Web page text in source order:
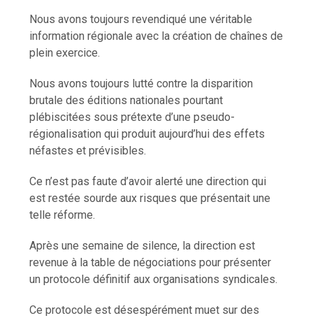
Nous avons toujours revendiqué une véritable
information régionale avec la création de chaînes de
plein exercice.
Nous avons toujours lutté contre la disparition
brutale des éditions nationales pourtant
plébiscitées sous prétexte d’une pseudo-
régionalisation qui produit aujourd’hui des effets
néfastes et prévisibles.
Ce n’est pas faute d’avoir alerté une direction qui
est restée sourde aux risques que présentait une
telle réforme.
Après une semaine de silence, la direction est
revenue à la table de négociations pour présenter
un protocole définitif aux organisations syndicales.
Ce protocole est désespérément muet sur des